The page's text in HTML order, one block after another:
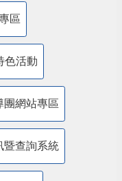
區
色活動
團網站專區
暨查詢系統